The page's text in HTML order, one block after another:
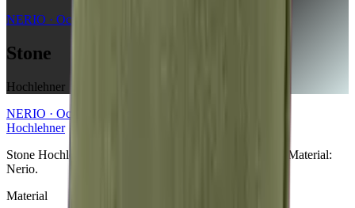
NERIO · Oceana
Stone
Hochlehner
NERIO · Oceana
Hochlehner
Stone Hochlehner aus der NERIO · Oceana Collection. Material:
Nerio.
Material